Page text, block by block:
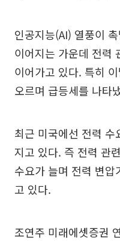
인공지능(AI) 열풍이
이어지는 가운데 전력
이어가고 있다. 특히
오르며 급등세를 나타
최근 미국에선 전력
지고 있다. 즉 전력 관
수요가 늘며 전력 변압
고 있다.
조연주 미래에셋증권